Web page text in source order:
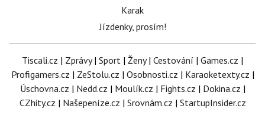
Karak
Jízdenky, prosím!
Tiscali.cz | Zprávy| Sport | Ženy| Cestování | Games.cz |
Profigamers.cz | ZeStolu.cz | Osobnosti.cz | Karaoketexty.cz |
Úschovna.cz | Nedd.cz | Moulík.cz | Fights.cz | Dokina.cz |
CZhity.cz | Našepeníze.cz | Srovnám.cz | StartupInsider.cz